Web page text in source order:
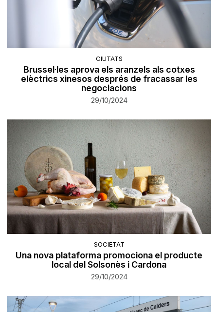
CIUTATS
Brussel·les aprova els aranzels als cotxes
elèctrics xinesos després de fracassar les
negociacions
29/10/2024
SOCIETAT
Una nova plataforma promociona el producte
local del Solsonès i Cardona
29/10/2024